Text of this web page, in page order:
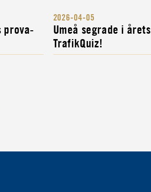
prova-
2026-04-05
Umeå segrade i årets
TrafikQuiz!